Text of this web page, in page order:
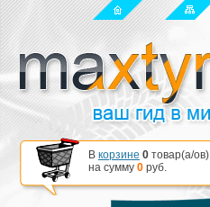
В корзине 0 товар(a/ов)
на сумму 0 руб.